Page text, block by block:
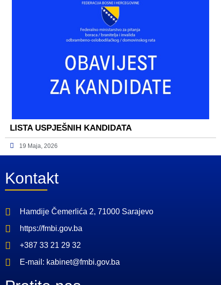
LISTA USPJEŠNIH KANDIDATA
19 Maja, 2026
Kontakt
Hamdije Čemerlića 2, 71000 Sarajevo
https://fmbi.gov.ba
+387 33 21 29 32
E-mail: kabinet@fmbi.gov.ba